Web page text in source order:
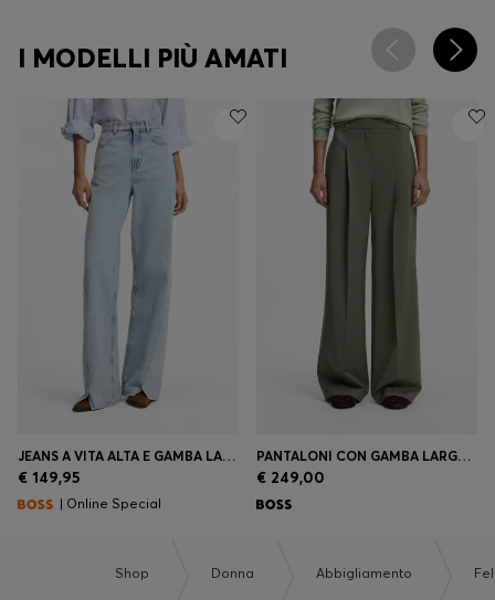
I MODELLI PIÙ AMATI
JEANS A VITA ALTA E GAMBA LARGA
€ 149,95
| Online Special
PANTALONI CON GAMBA LARGA IN LANA VERGINE ITALIANA
€ 249,00
Shop Donna Abbigliamento